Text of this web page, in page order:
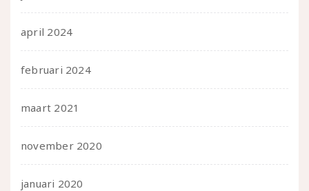
april 2024
februari 2024
maart 2021
november 2020
januari 2020